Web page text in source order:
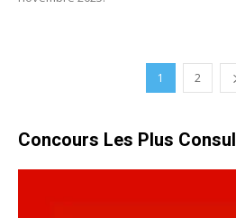
1 2
Concours Les Plus